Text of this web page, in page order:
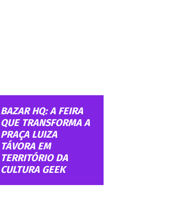
BAZAR HQ: A FEIRA
QUE TRANSFORMA A
PRAÇA LUIZA
TÁVORA EM
TERRITÓRIO DA
CULTURA GEEK